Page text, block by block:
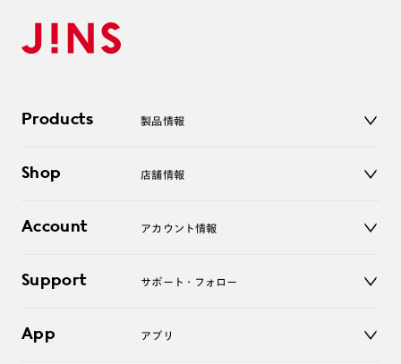
Products 製品情報
サングラス
コンタクトレンズ
アクセサリー
Shop 店舗情報
オンラインショップ
Account アカウント情報
ログアウト
Support サポート・フォロー
よくあるご質問
App アプリ